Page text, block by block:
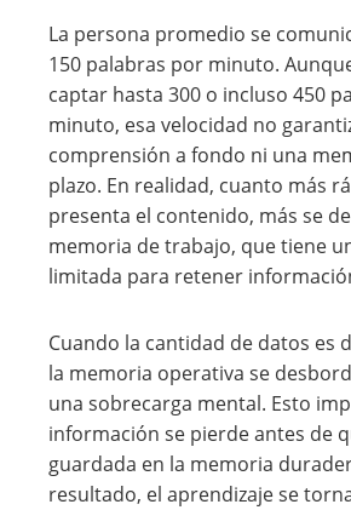
La persona promedio se
150 palabras por minuto.
captar hasta 300 o incluso 450
minuto, esa velocidad no
comprensión a fondo ni una
plazo. En realidad, cuanto más
presenta el contenido, más se
memoria de trabajo, que tiene
limitada para retener
Cuando la cantidad de datos es
la memoria operativa se
una sobrecarga mental. Esto
información se pierde antes de
guardada en la memoria
resultado, el aprendizaje se